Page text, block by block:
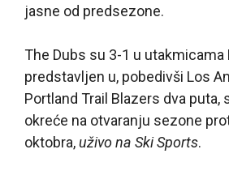
jasne od predsezone.
The Dubs su 3-1 u utakmicama
predstavljen u, pobedivši Los
Portland Trail Blazers dva puta,
okreće na otvaranju sezone
oktobra,uživo na Ski Sports.